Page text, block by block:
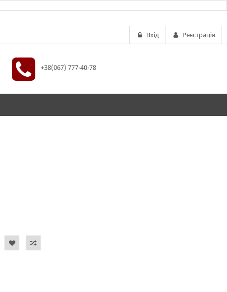
Вхід Реєстрація
+38(067) 777-40-78